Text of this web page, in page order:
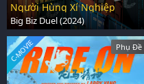
Người Hùng Xí Nghiệp
Big Biz Duel (2024)
Phụ Đề
C-MOVIE